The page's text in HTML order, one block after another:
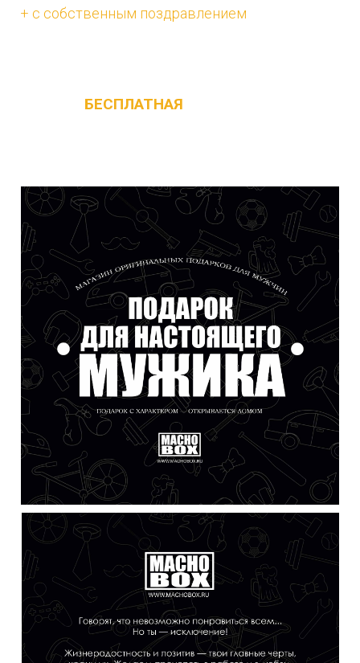
Наличными деньгами при получении
Онлайн оплата (карточкой)
Так же Вы можете оплатить подарок не
выходя из дома. SSL-сертификат и протокол
3D Secure гарантирует абсолютную
безопасность транзакций при онлайн
оплате.
Банковской картой при получении
На данный момент безналичная оплата не
принимается, по техническим причинам.
Приносим свои извинения за неудобства.
Безналичный расчет (для юр. лиц)
В нашем интернет-магазине есть
возможность оформить оптовый заказа
подарков, как юридическое лицо для
Вашей компании.
БЕСПЛАТНАЯ
+ с собственным поздравлением